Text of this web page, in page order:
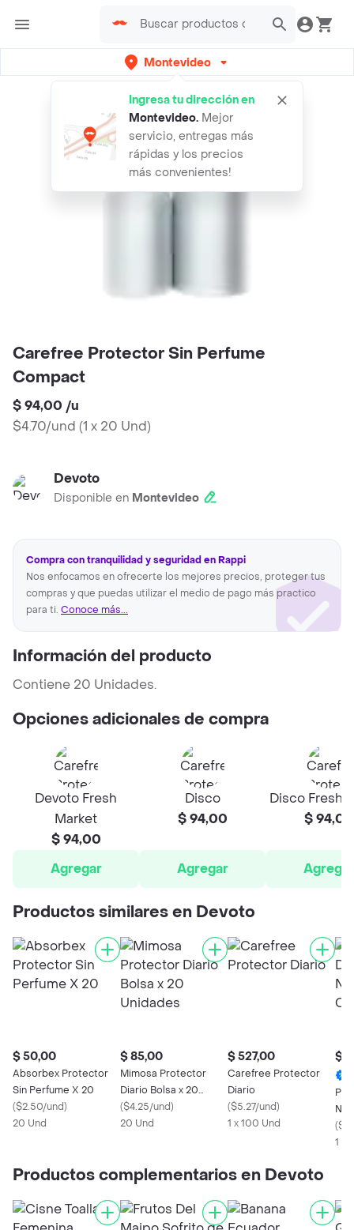
Montevideo
Ingresa tu dirección en
Montevideo. Mejor
servicio, entregas más
rápidas y los precios
más convenientes!
Carefree Protector Sin Perfume
Compact
$ 94,00 /u
$4.70/und (1 x 20 Und)
Devoto
Disponible en Montevideo
Compra con tranquilidad y seguridad en Rappi
Nos enfocamos en ofrecerte los mejores precios, proteger tus
compras y que puedas utilizar el medio de pago más practico
para ti. Conoce más...
Información del producto
Contiene 20 Unidades.
Opciones adicionales de compra
Devoto Fresh
Market
$ 94,00
Agregar
Disco
$ 94,00
Agregar
Disco Fresh
$ 94,00
Agregar
Productos similares en Devoto
$ 50,00
Absorbex Protector
Sin Perfume X 20
($2.50/und)
20 Und
$ 85,00
Mimosa Protector
Diario Bolsa x 20
Unidades
($4.25/und)
20 Und
$ 527,00
Carefree Protector
Diario
($5.27/und)
1 x 100 Und
$
(
1
Productos complementarios en Devoto